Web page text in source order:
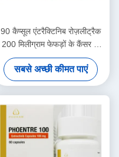
90 कैप्सूल एंटरैक्टिनिब रोज़लीट्रैक
200 मिलीग्राम फेफड़ों के कैंसर के
इलाज के लिए दवाएं
सबसे अच्छी कीमत पाएं